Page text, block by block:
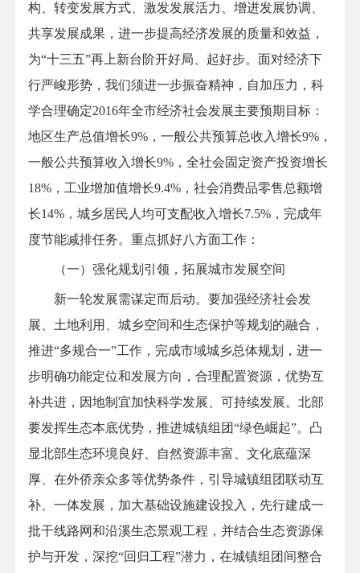
构、转变发展方式、激发发展活力、增进发展协调、
共享发展成果，进一步提高经济发展的质量和效益，
为“十三五”再上新台阶开好局、起好步。面对经济下
行严峻形势，我们须进一步振奋精神，自加压力，科
学合理确定2016年全市经济社会发展主要预期目标：
地区生产总值增长9%，一般公共预算总收入增长9%，
一般公共预算收入增长9%，全社会固定资产投资增长
18%，工业增加值增长9.4%，社会消费品零售总额增
长14%，城乡居民人均可支配收入增长7.5%，完成年
度节能减排任务。重点抓好八方面工作：
（一）强化规划引领，拓展城市发展空间
新一轮发展需谋定而后动。要加强经济社会发
展、土地利用、城乡空间和生态保护等规划的融合，
推进“多规合一”工作，完成市域城乡总体规划，进一
步明确功能定位和发展方向，合理配置资源，优势互
补共进，因地制宜加快科学发展、可持续发展。北部
要发挥生态本底优势，推进城镇组团“绿色崛起”。凸
显北部生态环境良好、自然资源丰富、文化底蕴深
厚、在外侨亲众多等优势条件，引导城镇组团联动互
补、一体发展，加大基础设施建设投入，先行建成一
批干线路网和沿溪生态景观工程，并结合生态资源保
护与开发，深挖“回归工程”潜力，在城镇组团间整合